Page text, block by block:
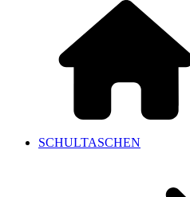
SCHULTASCHEN